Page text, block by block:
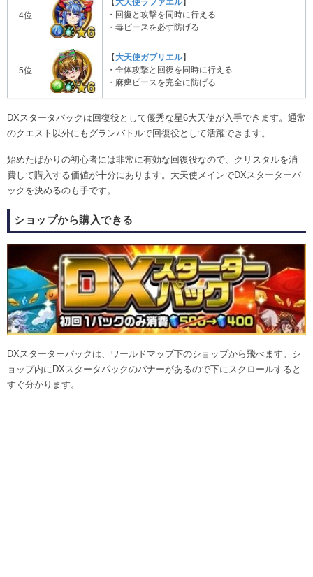
4位
【大天使ラファエル】
・回復と攻撃を同時に行える
・毒ピースを必ず防げる
5位
【大天使ガブリエル】
・全体攻撃と回復を同時に行える
・麻痺ピースを完全に防げる
DXスタータパックは回復役として優秀な星6大天使が入手できます。通常
のクエスト以外にもグランバトルで回復役として活躍できます。
始めたばかりの初心者には非常に有効な回復役なので、クリスタルを消
費して購入する価値が十分にあります。大天使メインでDXスターターパ
ックを決めるのも手です。
ショップから購入できる
DXスターターパックは、ワールドマップ下のショップから飛べます。シ
ョップ内にDXスタータパックのバナーがあるので下にスクロールすると
すぐ分かります。